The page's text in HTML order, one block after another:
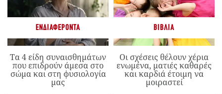
ΕΝΔΙΑΦΈΡΟΝΤΑ
Τα 4 είδη συναισθημάτων
που επιδρούν άμεσα στο
σώμα και στη φυσιολογία
μας
ΒΙΒΛΊΑ
Οι σχέσεις θέλουν χέρια
ενωμένα, ματιές καθαρές
και καρδιά έτοιμη να
μοιραστεί